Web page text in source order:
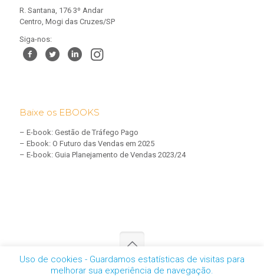
R. Santana, 176 3º Andar
Centro, Mogi das Cruzes/SP
Siga-nos:
Baixe os EBOOKS
– E-book: Gestão de Tráfego Pago
– Ebook: O Futuro das Vendas em 2025
– E-book: Guia Planejamento de Vendas 2023/24
CNPJ: 05.457.461/0001-01 | © 2025 - Todos os direitos reservados
Uso de cookies - Guardamos estatísticas de visitas para
melhorar sua experiência de navegação.